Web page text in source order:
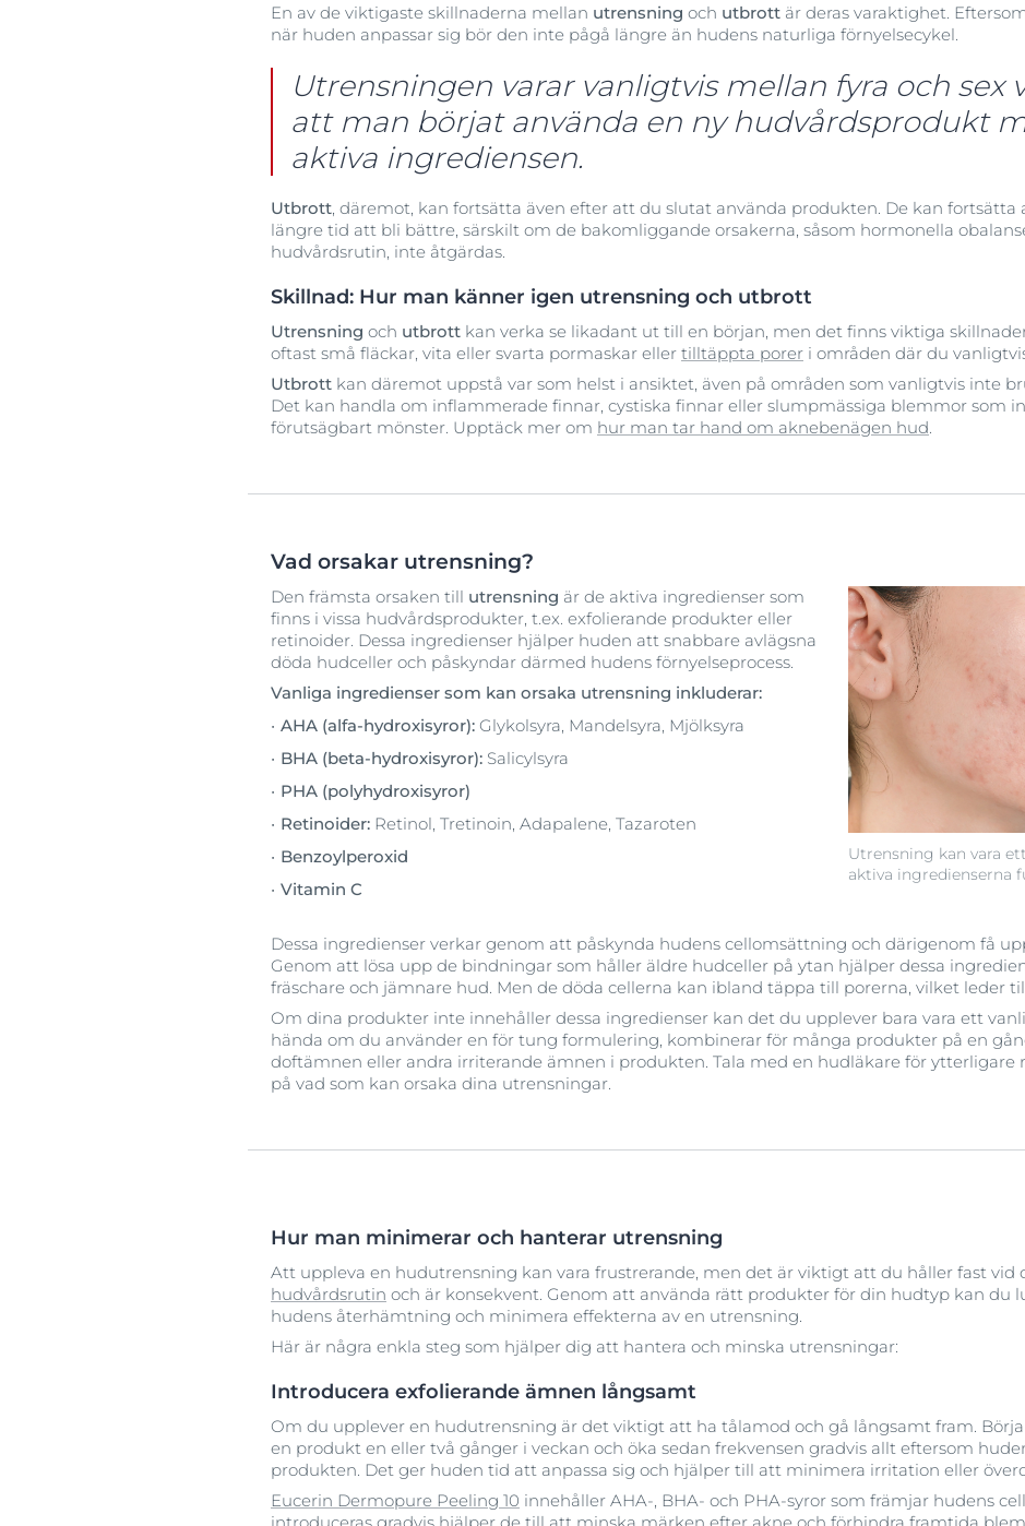
En av de viktigaste skillnaderna mellan utrensning och utbrott är deras varaktighet.
när huden anpassar sig bör den inte pågå längre än hudens naturliga förnyelsecykel.
Utrensningen varar vanligtvis mellan fyra och sex
att man börjat använda en ny hudvårdsprodukt
aktiva ingrediensen.
Utbrott, däremot, kan fortsätta även efter att du slutat använda produkten. De kan fortsätta
längre tid att bli bättre, särskilt om de bakomliggande orsakerna, såsom hormonella
hudvårdsrutin, inte åtgärdas.
Skillnad: Hur man känner igen utrensning och utbrott
Utrensning och utbrott kan verka se likadant ut till en början, men det finns viktiga
oftast små fläckar, vita eller svarta pormaskar eller tilltäppta porer i områden där du
Utbrott kan däremot uppstå var som helst i ansiktet, även på områden som vanligtvis inte
Det kan handla om inflammerade finnar, cystiska finnar eller slumpmässiga blemmor som
förutsägbart mönster. Upptäck mer om hur man tar hand om aknebenägen hud.
Vad orsakar utrensning?
Utrensning kan vara
aktiva ingredienserna
Den främsta orsaken till utrensning är de aktiva ingredienser som
finns i vissa hudvårdsprodukter, t.ex. exfolierande produkter eller
retinoider. Dessa ingredienser hjälper huden att snabbare avlägsna
döda hudceller och påskyndar därmed hudens förnyelseprocess.
Vanliga ingredienser som kan orsaka utrensning inkluderar:
AHA (alfa-hydroxisyror): Glykolsyra, Mandelsyra, Mjölksyra
BHA (beta-hydroxisyror): Salicylsyra
PHA (polyhydroxisyror)
Retinoider: Retinol, Tretinoin, Adapalene, Tazaroten
Benzoylperoxid
Vitamin C
Dessa ingredienser verkar genom att påskynda hudens cellomsättning och därigenom få
Genom att lösa upp de bindningar som håller äldre hudceller på ytan hjälper dessa
fräschare och jämnare hud. Men de döda cellerna kan ibland täppa till porerna, vilket leder
Om dina produkter inte innehåller dessa ingredienser kan det du upplever bara vara ett
hända om du använder en för tung formulering, kombinerar för många produkter på en
doftämnen eller andra irriterande ämnen i produkten. Tala med en hudläkare för ytterligare
på vad som kan orsaka dina utrensningar.
Hur man minimerar och hanterar utrensning
Att uppleva en hudutrensning kan vara frustrerande, men det är viktigt att du håller fast vid
hudvårdsrutin och är konsekvent. Genom att använda rätt produkter för din hudtyp kan du
hudens återhämtning och minimera effekterna av en utrensning.
Här är några enkla steg som hjälper dig att hantera och minska utrensningar:
Introducera exfolierande ämnen långsamt
Om du upplever en hudutrensning är det viktigt att ha tålamod och gå långsamt fram.
en produkt en eller två gånger i veckan och öka sedan frekvensen gradvis allt eftersom
produkten. Det ger huden tid att anpassa sig och hjälper till att minimera irritation eller
Eucerin Dermopure Peeling 10 innehåller AHA-, BHA- och PHA-syror som främjar hudens